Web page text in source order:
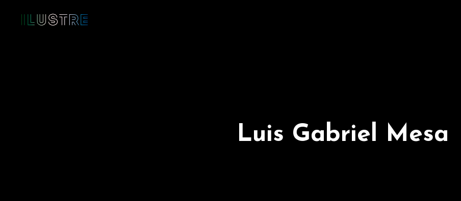
Luis Gabriel Mesa